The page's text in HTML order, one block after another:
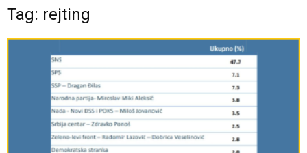
Tag: rejting